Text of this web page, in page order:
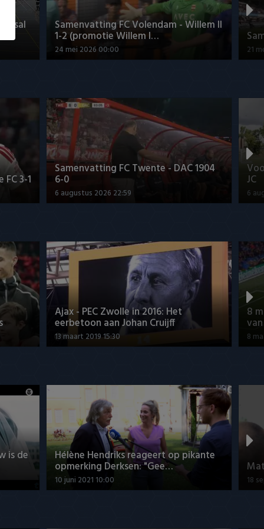
Samenvatting FC Volendam - Willem II
1-2 (promotie Willem I…
24 mei 2026 00:00 21
3-1
Samenvatting FC Twente - DAC 1904
6-0
6 augustus 2026 22:59
JC
6
Ajax - PEC Zwolle in 2016: Het
eerbetoon aan Johan Cruijff
13 maart 2019 15:30
8
8
is de Hélène Hendriks reageert op pikante
opmerking Derksen: "Gee…
10 juni 2021 10:00 18